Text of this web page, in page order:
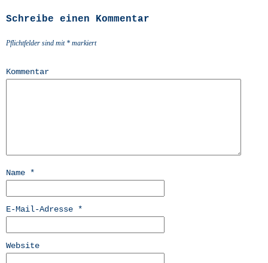
Schreibe einen Kommentar
Pflichtfelder sind mit * markiert
Kommentar
Name *
E-Mail-Adresse *
Website